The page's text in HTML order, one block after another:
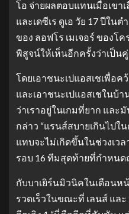
โอ จ่ายผลตอบแทนเมื่อเขา
และเดซีเร ดูเอ วัย 17 ปีใน
ของ ลอฟโร เมเจอร์ ของโ
พิสูจน์ให้เห็นอีกครั้งว่าเป็น
โดยเอาชนะเปแอสเชเพื่อ
และเอาชนะเปแอสเชในบ้า
ว่าเราอยู่ในเกมที่ยาก และ
กล่าว “แรนส์สบายเกินไปใ
แทบจะไม่เกิดขึ้นในช่วงเว
รอบ 16 ทีมสุดท้ายที่กำหนด
กับบาเยิร์นมิวนิคในเดือนห
รวดเร็วในขณะที่ เลนส์ แล